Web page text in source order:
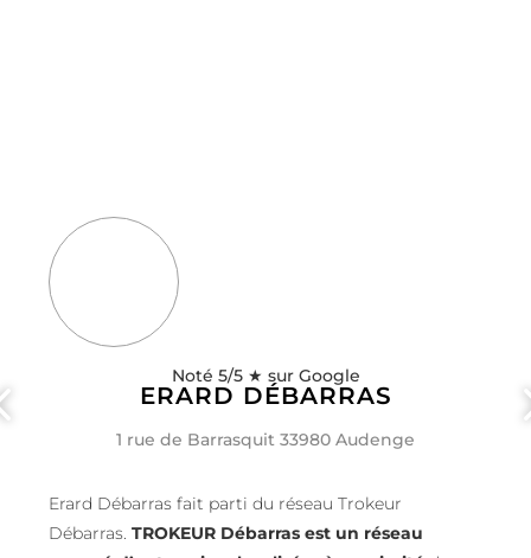
Noté 5/5 ★ sur Google
ERARD DÉBARRAS
1 rue de Barrasquit 33980 Audenge
Erard Débarras fait parti du réseau Trokeur
Débarras. TROKEUR Débarras est un réseau